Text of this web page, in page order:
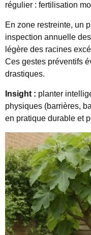
régulier : fertilisation
En zone restreinte, un
inspection annuelle
légère des racines
Ces gestes préventifs
drastiques.
Insight : planter
physiques (barrières,
en pratique durable et